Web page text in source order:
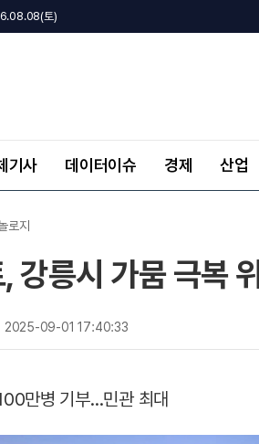
토)
기사 데이터이슈 경제 산업
로지
강릉시 가뭄 극복
2025-09-01 17:40:33
만병 기부…민관 최대